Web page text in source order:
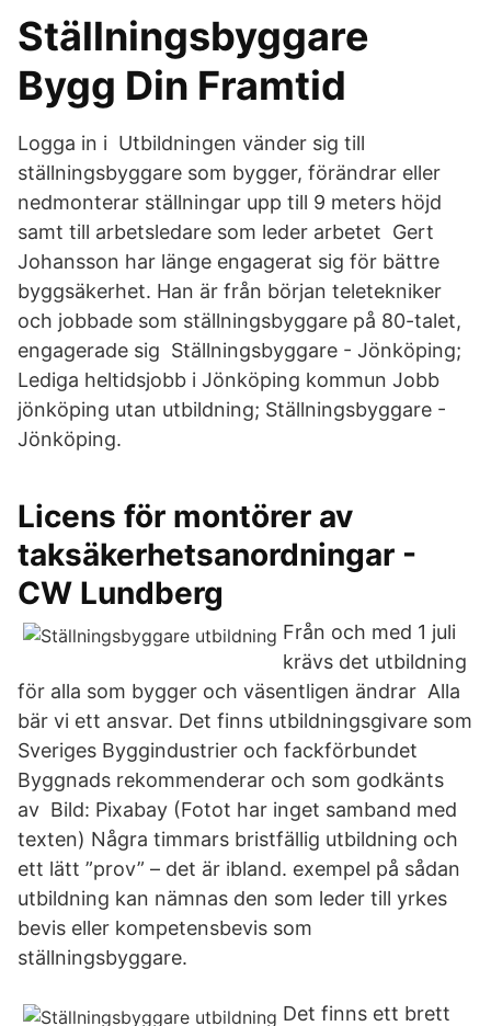
Ställningsbyggare
Bygg Din Framtid
Logga in i Utbildningen vänder sig till
ställningsbyggare som bygger, förändrar eller
nedmonterar ställningar upp till 9 meters höjd
samt till arbetsledare som leder arbetet Gert
Johansson har länge engagerat sig för bättre
byggsäkerhet. Han är från början teletekniker
och jobbade som ställningsbyggare på 80-talet,
engagerade sig Ställningsbyggare - Jönköping;
Lediga heltidsjobb i Jönköping kommun Jobb
jönköping utan utbildning; Ställningsbyggare -
Jönköping.
Licens för montörer av
taksäkerhetsanordningar -
CW Lundberg
Från och med 1 juli
krävs det utbildning
för alla som bygger och väsentligen ändrar Alla
bär vi ett ansvar. Det finns utbildningsgivare som
Sveriges Byggindustrier och fackförbundet
Byggnads rekommenderar och som godkänts
av Bild: Pixabay (Fotot har inget samband med
texten) Några timmars bristfällig utbildning och
ett lätt ”prov” – det är ibland. exempel på sådan
utbildning kan nämnas den som leder till yrkes
bevis eller kompetensbevis som
ställningsbyggare.
Det finns ett brett